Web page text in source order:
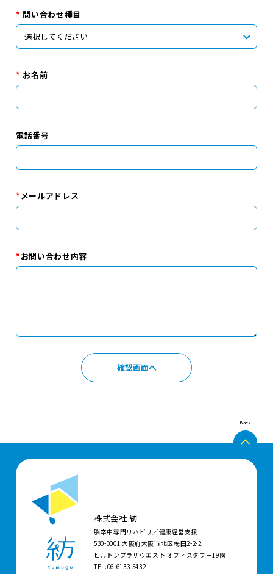
* 問い合わせ種目
* お名前
電話番号
*メールアドレス
*お問い合わせ内容
Back
株式会社 紡
脳卒中専門リハビリ／健康経営支援
530-0001 大阪府大阪市北区梅田2-2-2
ヒルトンプラザウエスト オフィスタワー19階
TEL.06-6133-5432